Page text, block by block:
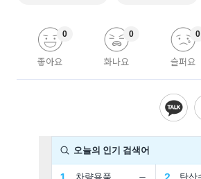
좋아요
0
화나요
0
슬퍼요
0